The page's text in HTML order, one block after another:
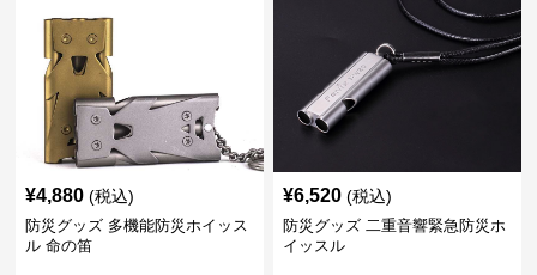
¥4,880 (税込)
防災グッズ 多機能防災ホイッス
ル 命の笛
¥6,520 (税込)
防災グッズ 二重音響緊急防災ホ
イッスル